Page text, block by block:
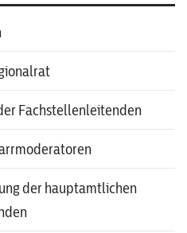
Fachstellenleitenden
der hauptamtlichen